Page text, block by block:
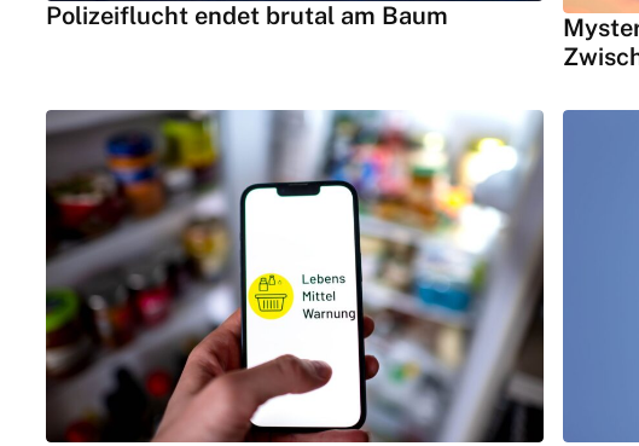
Polizeiflucht endet brutal am Baum